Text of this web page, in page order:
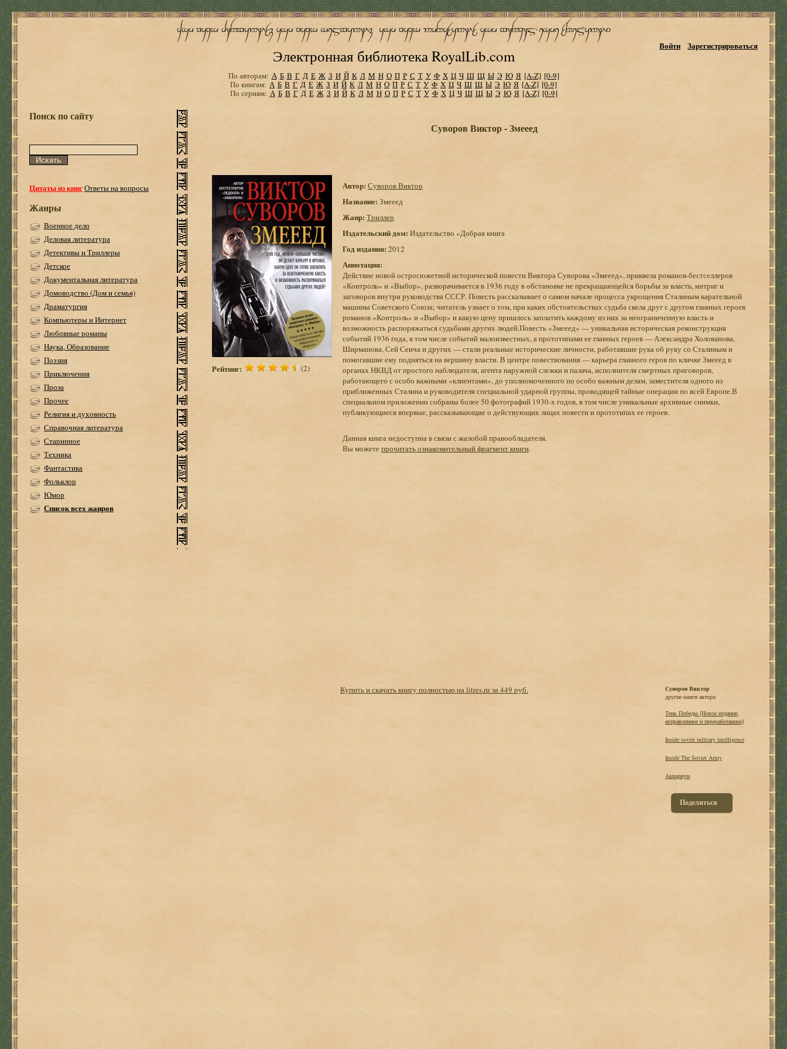
Электронная библиотека RoyalLib.com
Войти Зарегистрироваться
По авторам: А Б В Г Д Е Ж З И Й К Л М Н О П Р С Т У Ф Х Ц Ч Ш Щ Ы Э Ю Я [A-Z] [0-9]
По книгам: А Б В Г Д Е Ж З И Й К Л М Н О П Р С Т У Ф Х Ц Ч Ш Щ Ы Э Ю Я [A-Z] [0-9]
По сериям: А Б В Г Д Е Ж З И Й К Л М Н О П Р С Т У Ф Х Ц Ч Ш Щ Ы Э Ю Я [A-Z] [0-9]
Поиск по сайту
Цитаты из книгОтветы на вопросы
Жанры
Военное дело
Деловая литература
Детективы и Триллеры
Детское
Документальная литература
Домоводство (Дом и семья)
Драматургия
Компьютеры и Интернет
Любовные романы
Наука, Образование
Поэзия
Приключения
Проза
Прочее
Религия и духовность
Справочная литература
Старинное
Техника
Фантастика
Фольклор
Юмор
Список всех жанров
Суворов Виктор - Змееед
Рейтинг: (2)
Автор: Суворов Виктор
Название: Змееед
Жанр: Триллер
Издательский дом: Издательство «Добрая книга
Год издания: 2012
Аннотация:
Действие новой остросюжетной исторической повести Виктора Суворова «Змееед», приквела романов-бестселлеров
«Контроль» и «Выбор», разворачивается в 1936 году в обстановке не прекращающейся борьбы за власть, интриг и
заговоров внутри руководства СССР. Повесть рассказывает о самом начале процесса укрощения Сталиным карательной
машины Советского Союза; читатель узнает о том, при каких обстоятельствах судьба свела друг с другом главных героев
романов «Контроль» и «Выбор» и какую цену пришлось заплатить каждому из них за неограниченную власть и
возможность распоряжаться судьбами других людей.Повесть «Змееед» — уникальная историческая реконструкция
событий 1936 года, в том числе событий малоизвестных, а прототипами ее главных героев — Александра Холованова,
Ширманова, Сей Сеича и других — стали реальные исторические личности, работавшие рука об руку со Сталиным и
помогавшие ему подняться на вершину власти. В центре повествования — карьера главного героя по кличке Змееед в
органах НКВД от простого наблюдателя, агента наружной слежки и палача, исполнителя смертных приговоров,
работающего с особо важными «клиентами», до уполномоченного по особо важным делам, заместителя одного из
приближенных Сталина и руководителя специальной ударной группы, проводящей тайные операции по всей Европе.В
специальном приложении собраны более 50 фотографий 1930-х годов, в том числе уникальные архивные снимки,
публикующиеся впервые, рассказывающие о действующих лицах повести и прототипах ее героев.
Данная книга недоступна в связи с жалобой правообладателя.
Вы можетепрочитать ознакомительный фрагмент книги.
Купить и скачать книгу полностью на litres.ru за 449 руб.
Суворов Виктор
другие книги автора:
Тень Победы [Новое издание,
исправленное и переработанное]
Inside soviet military intelligence
Inside The Soviet Army
Аквариум
Поделиться